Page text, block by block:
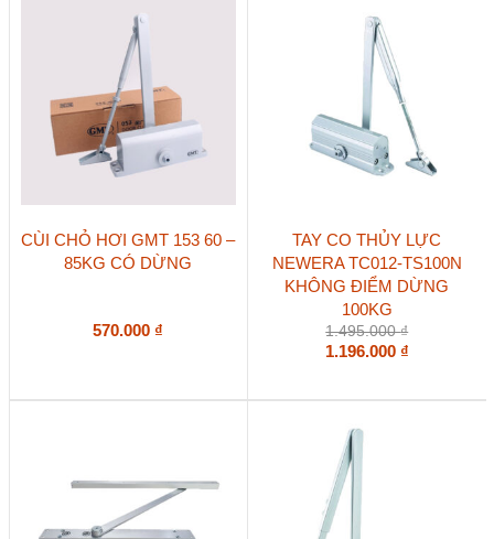
CÙI CHỎ HƠI GMT 153 60 –
85KG CÓ DỪNG
570.000 ₫
TAY CO THỦY LỰC
NEWERA TC012-TS100N
KHÔNG ĐIỂM DỪNG
100KG
1.495.000₫
1.196.000 ₫